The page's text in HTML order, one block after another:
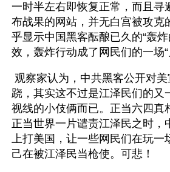
一时半左右即恢复正常，而且寻
布战果的网站，并无白宫被攻克
乎显示中国黑客酝酿已久的“轰
效，轰炸行动成了网民们的一场“
跷，其实这不过是江泽民们的又
视线的小伎俩而已。正当六四真
正当世界一片谴责江泽民之时，
上打美国，让一些网民们在玩一
己在被江泽民当枪使。可悲！